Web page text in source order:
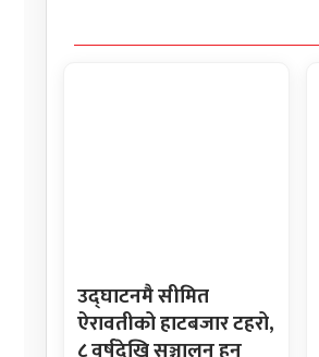
उद्घाटनमै सीमित
ऐरावतीको हाटबजार टहरो,